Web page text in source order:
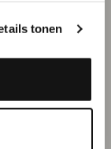
tonen
ook